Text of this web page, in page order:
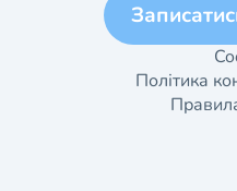
Політика